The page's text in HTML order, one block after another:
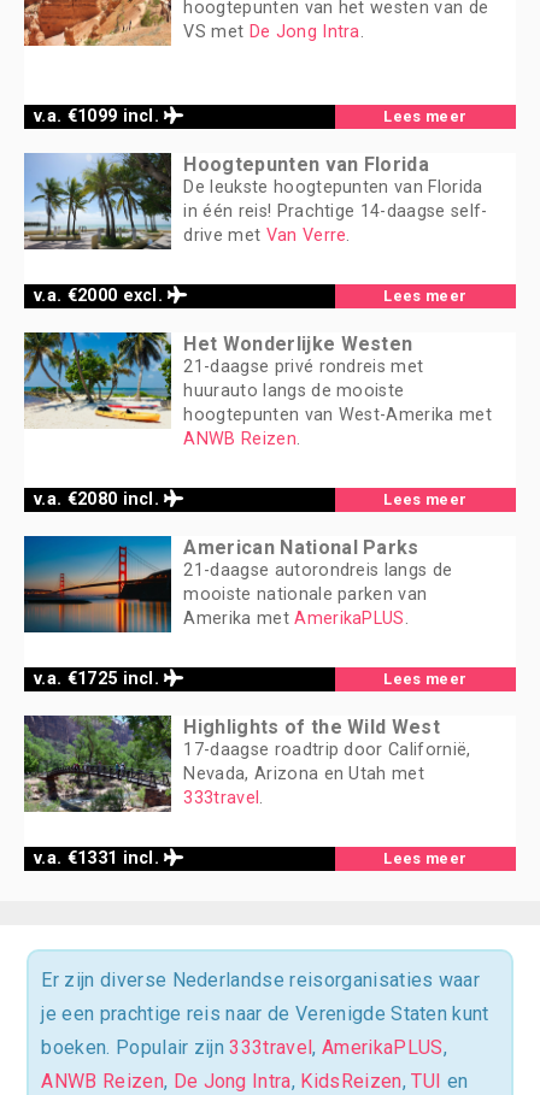
v.a. €1099 incl.
hoogtepunten van het westen van de
VS met De Jong Intra.
Lees meer
v.a. €2000 excl.
Hoogtepunten van Florida
De leukste hoogtepunten van Florida
in één reis! Prachtige 14-daagse self-
drive met Van Verre.
Lees meer
v.a. €2080 incl.
Het Wonderlijke Westen
21-daagse privé rondreis met
huurauto langs de mooiste
hoogtepunten van West-Amerika met
ANWB Reizen.
Lees meer
v.a. €1725 incl.
American National Parks
21-daagse autorondreis langs de
mooiste nationale parken van
Amerika metAmerikaPLUS.
Lees meer
v.a. €1331 incl.
Highlights of the Wild West
17-daagse roadtrip door Californië,
Nevada, Arizona en Utah met
333travel.
Lees meer
Er zijn diverse Nederlandse reisorganisaties waar
je een prachtige reis naar de Verenigde Staten kunt
boeken. Populair zijn333travel, AmerikaPLUS,
ANWB Reizen, De Jong Intra, KidsReizen,TUI en